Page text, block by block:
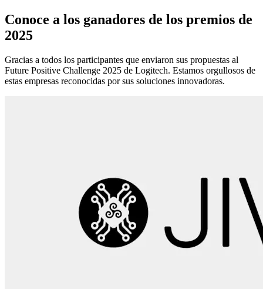
Conoce a los ganadores de los premios de
2025
Gracias a todos los participantes que enviaron sus propuestas al
Future Positive Challenge 2025 de Logitech. Estamos orgullosos de
estas empresas reconocidas por sus soluciones innovadoras.